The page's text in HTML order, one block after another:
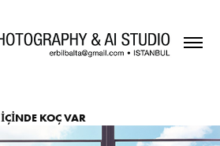
İÇİNDE KOÇ VAR